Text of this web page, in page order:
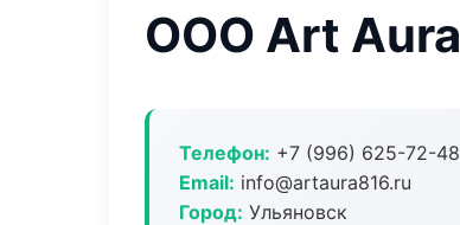
ООО Art Aura
Телефон: +7 (996) 625-72-48
Email: info@artaura816.ru
Город: Ульяновск